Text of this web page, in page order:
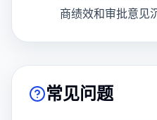
商绩效和审批意见
常见问题